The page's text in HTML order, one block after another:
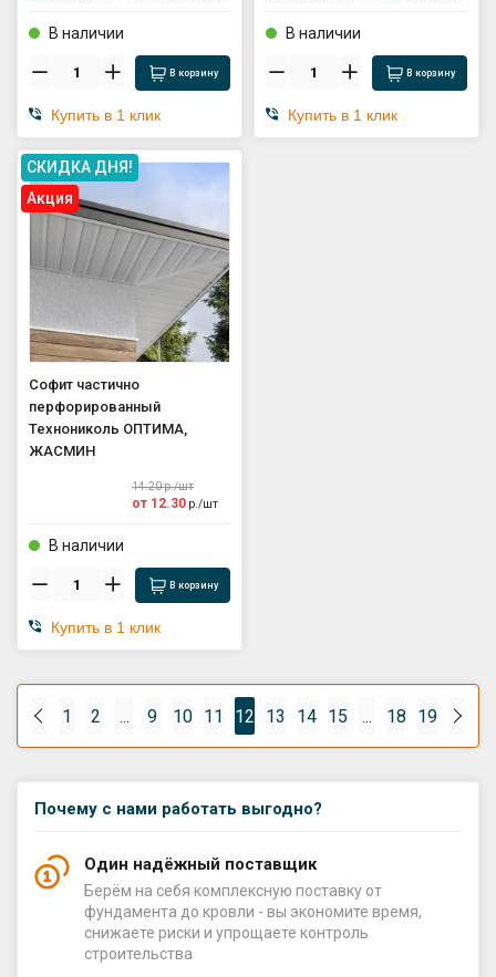
В наличии
В корзину
Купить в 1 клик
В наличии
В корзину
Купить в 1 клик
СКИДКА ДНЯ!
Aкция
Софит частично
перфорированный
Технониколь ОПТИМА,
ЖАСМИН
14.20р./шт
от 12.30 р./шт
В наличии
В корзину
Купить в 1 клик
1 2 ... 9 10 11 12 13 14 15 ... 18 19
Почему с нами работать выгодно?
Один надёжный поставщик
Берём на себя комплексную поставку от
фундамента до кровли - вы экономите время,
снижаете риски и упрощаете контроль
строительства